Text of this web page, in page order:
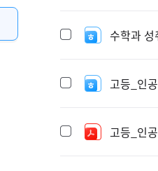
수학과 성
고등_인
고등_인